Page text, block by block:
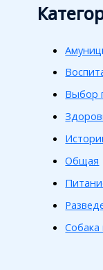
Выбор
Общая
Собака